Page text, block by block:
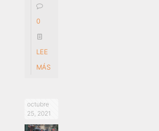
0
LEE
MÁS
octubre
25, 2021